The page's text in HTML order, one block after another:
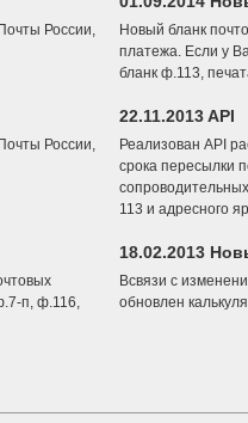
России,
Новый бланк
платежа. Если у
бланк ф.113,
России,
22.11.2013 API
Реализован API
срока пересылки
113 и адресного
п, ф.116,
18.02.2013
Всвязи с
обновлен